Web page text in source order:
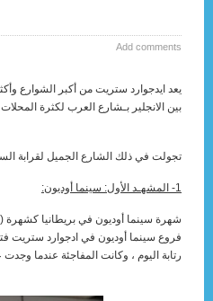
Add comments
يعد ايدجوارد ستريت من أكبر الشوارع
بين الانجلير بـشارع العرب لكثرة
تجولت في ذلك الشارع الجميل لقرابة
1- المشهـد الأول: سينما أوديون:
شهرة سينما أوديون في بريطانيا كشهرة (
فروع سينما أوديون في ادجوارد ستريت
رتابة اليوم ، وكانت المفاجئة عندما وجدت